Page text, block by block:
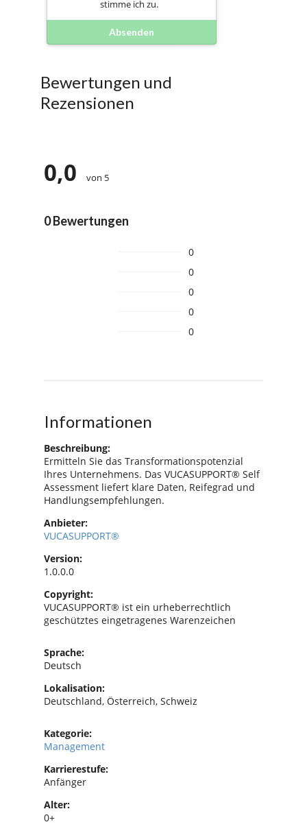
stimme ich zu.
Absenden
Bewertungen und
Rezensionen
0,0 von 5
0 Bewertungen
0
0
0
0
0
Informationen
Beschreibung:
Ermitteln Sie das Transformationspotenzial
Ihres Unternehmens. Das VUCASUPPORT® Self
Assessment liefert klare Daten, Reifegrad und
Handlungsempfehlungen.
Anbieter:
VUCASUPPORT®
Version:
1.0.0.0
Copyright:
VUCASUPPORT® ist ein urheberrechtlich
geschütztes eingetragenes Warenzeichen
Sprache:
Deutsch
Lokalisation:
Deutschland, Österreich, Schweiz
Kategorie:
Management
Karrierestufe:
Anfänger
Alter:
0+